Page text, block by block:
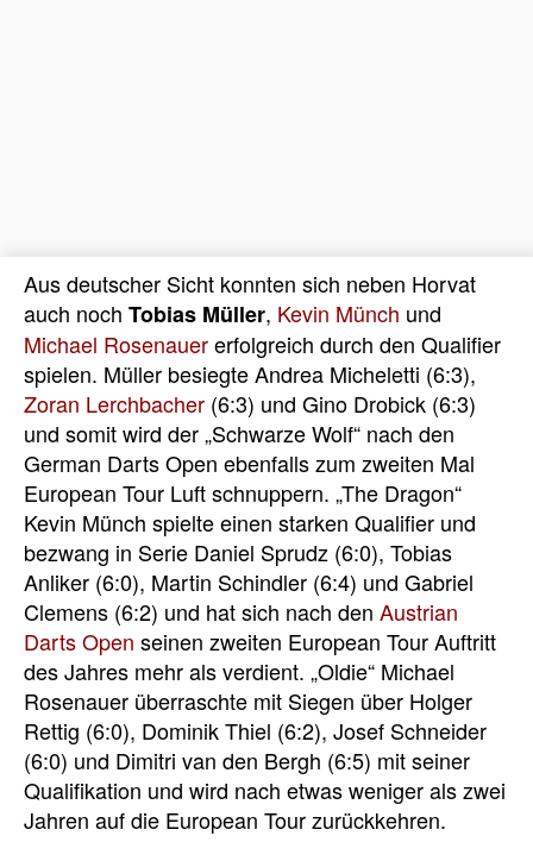
Aus deutscher Sicht konnten sich neben Horvat
auch noch Tobias Müller, Kevin Münch und
Michael Rosenauererfolgreich durch den Qualifier
spielen. Müller besiegte Andrea Micheletti (6:3),
Zoran Lerchbacher (6:3) und Gino Drobick (6:3)
und somit wird der „Schwarze Wolf“ nach den
German Darts Open ebenfalls zum zweiten Mal
European Tour Luft schnuppern. „The Dragon“
Kevin Münch spielte einen starken Qualifier und
bezwang in Serie Daniel Sprudz (6:0), Tobias
Anliker (6:0), Martin Schindler (6:4) und Gabriel
Clemens (6:2) und hat sich nach den Austrian
Darts Open seinen zweiten European Tour Auftritt
des Jahres mehr als verdient. „Oldie“ Michael
Rosenauer überraschte mit Siegen über Holger
Rettig (6:0), Dominik Thiel (6:2), Josef Schneider
(6:0) und Dimitri van den Bergh (6:5) mit seiner
Qualifikation und wird nach etwas weniger als zwei
Jahren auf die European Tour zurückkehren.